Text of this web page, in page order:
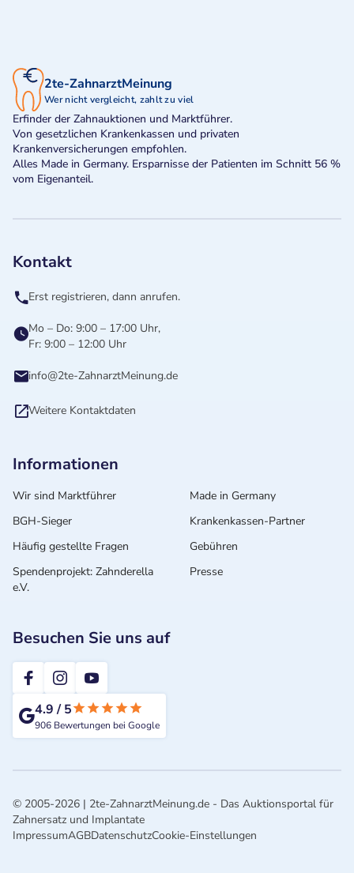
2te-ZahnarztMeinung
Wer nicht vergleicht, zahlt zu viel
Erfinder der Zahnauktionen und Marktführer.
Von gesetzlichen Krankenkassen und privaten
Krankenversicherungen empfohlen.
Alles Made in Germany. Ersparnisse der Patienten im Schnitt 56 %
vom Eigenanteil.
Kontakt
Erst registrieren, dann anrufen.
Mo – Do: 9:00 – 17:00 Uhr,
Fr: 9:00 – 12:00 Uhr
info@2te-ZahnarztMeinung.de
Weitere Kontaktdaten
Informationen
Wir sind Marktführer
Made in Germany
BGH-Sieger
Krankenkassen-Partner
Häufig gestellte Fragen
Gebühren
Spendenprojekt: Zahnderella
e.V.
Presse
Besuchen Sie uns auf
2te-ZahnarztMeinung
4.9/5
906 Bewertungen bei Google
© 2005-2026 | 2te-ZahnarztMeinung.de - Das Auktionsportal für
Zahnersatz und Implantate
ImpressumAGBDatenschutzCookie-Einstellungen